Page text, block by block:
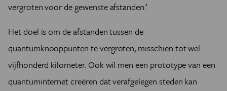
vergroten voor de gewenste afstanden.’
Het doel is om de afstanden tussen de
quantumknooppunten te vergroten, misschien tot wel
vijfhonderd kilometer. Ook wil men een prototype van een
quantuminternet creëren dat verafgelegen steden kan